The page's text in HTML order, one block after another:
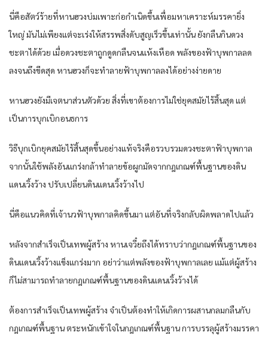
นี่คือสัตว์ร้ายที่หานฮวงบ่มเพาะก่อกำเนิดขึ้นเพื่อมหาเคราะห์มรรคายิ่ง
ใหญ่ มันไม่เพียงแต่จะเร่งให้สรรพสิ่งดับสูญเร็วขึ้นเท่านั้น ยังกลืนกินดวง
ชะตาได้ด้วย เมื่อดวงชะตาถูกดูดกลืนจนแห้งเหือด พลังของฟ้าบุพกาลลด
ลงจนถึงขีดสุด หานฮวงก็จะทำลายฟ้าบุพกาลลงได้อย่างง่ายดาย
หานฮวงยังมีเจตนาส่วนตัวด้วย สิ่งที่เขาต้องการไม่ใช่ยุคสมัยไร้สิ้นสุด แต่
เป็นการบุกเบิกอนธการ
วิธีบุกเบิกยุคสมัยไร้สิ้นสุดขึ้นอย่างแท้จริงคือรวบรวมดวงชะตาฟ้าบุพกาล
จากนั้นใช้พลังอันแกร่งกล้าทำลายข้อผูกมัดจากกฎเกณฑ์พื้นฐานของดิน
แดนเวิ้งว้าง ปรับเปลี่ยนดินแดนเวิ้งว้างไป
นี่คือแนวคิดที่เจ้านวฟ้าบุพกาลคิดขึ้นมา แต่อันที่จริงกลับผิดพลาดไปแล้ว
หลังจากสำเร็จเป็นเทพผู้สร้าง หานเจวี๋ยถึงได้ทราบว่ากฎเกณฑ์พื้นฐานของ
ดินแดนเวิ้งว้างแข็งแกร่งมาก อย่าว่าแต่พลังของฟ้าบุพกาลเลย แม้แต่ผู้สร้าง
ก็ไม่สามารถทำลายกฎเกณฑ์พื้นฐานของดินแดนเวิ้งว้างได้
ต้องการสำเร็จเป็นเทพผู้สร้าง จำเป็นต้องทำให้เกิดการผสานกลมกลืนกับ
กฎเกณฑ์พื้นฐาน ตระหนักเข้าใจในกฎเกณฑ์พื้นฐาน การบรรลุผู้สร้างมรรคา